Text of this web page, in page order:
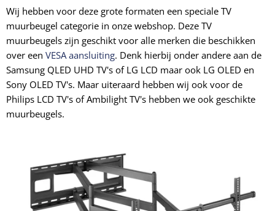
Wij hebben voor deze grote formaten een speciale TV
muurbeugel categorie in onze webshop. Deze TV
muurbeugels zijn geschikt voor alle merken die beschikken
over een VESA aansluiting. Denk hierbij onder andere aan de
Samsung QLED UHD TV's of LG LCD maar ook LG OLED en
Sony OLED TV's. Maar uiteraard hebben wij ook voor de
Philips LCD TV's of Ambilight TV's hebben we ook geschikte
muurbeugels.